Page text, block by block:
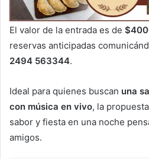
El valor de la entrada es de
reservas anticipadas
2494 563344.
Ideal para quienes buscan una
con música en vivo, la
sabor y fiesta en una noche
amigos.